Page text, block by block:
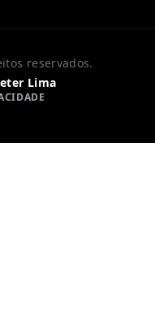
reservados.
Lima